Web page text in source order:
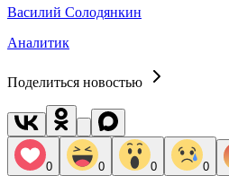
Василий Солодянкин
Аналитик
Поделиться новостью
0 0 0 0